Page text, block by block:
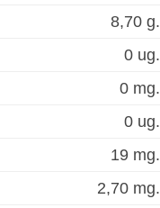
8,70 g.
0 ug.
0 mg.
0 ug.
19 mg.
2,70 mg.